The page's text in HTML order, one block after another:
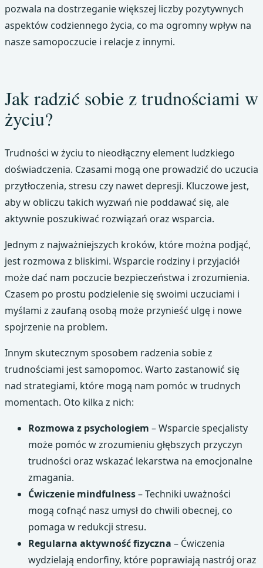
pozwala na dostrzeganie większej liczby pozytywnych
aspektów codziennego życia, co ma ogromny wpływ na
nasze samopoczucie i relacje z innymi.
Jak radzić sobie z trudnościami w
życiu?
Trudności w życiu to nieodłączny element ludzkiego
doświadczenia. Czasami mogą one prowadzić do uczucia
przytłoczenia, stresu czy nawet depresji. Kluczowe jest,
aby w obliczu takich wyzwań nie poddawać się, ale
aktywnie poszukiwać rozwiązań oraz wsparcia.
Jednym z najważniejszych kroków, które można podjąć,
jest rozmowa z bliskimi. Wsparcie rodziny i przyjaciół
może dać nam poczucie bezpieczeństwa i zrozumienia.
Czasem po prostu podzielenie się swoimi uczuciami i
myślami z zaufaną osobą może przynieść ulgę i nowe
spojrzenie na problem.
Innym skutecznym sposobem radzenia sobie z
trudnościami jest samopomoc. Warto zastanowić się
nad strategiami, które mogą nam pomóc w trudnych
momentach. Oto kilka z nich:
Rozmowa z psychologiem – Wsparcie specjalisty
może pomóc w zrozumieniu głębszych przyczyn
trudności oraz wskazać lekarstwa na emocjonalne
zmagania.
Ćwiczenie mindfulness– Techniki uważności
mogą cofnąć nasz umysł do chwili obecnej, co
pomaga w redukcji stresu.
Regularna aktywność fizyczna – Ćwiczenia
wydzielają endorfiny, które poprawiają nastrój oraz